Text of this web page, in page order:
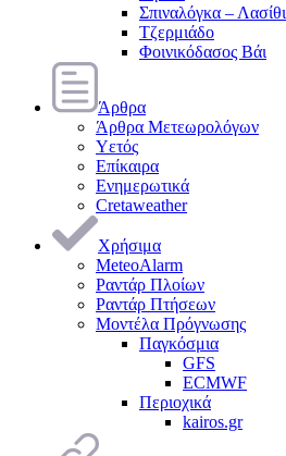
Σπιναλόγκα – Λασίθι
Τζερμιάδο
Φοινικόδασος Βάι
Άρθρα
Άρθρα Μετεωρολόγων
Υετός
Επίκαιρα
Ενημερωτικά
Cretaweather
Χρήσιμα
MeteoAlarm
Ραντάρ Πλοίων
Ραντάρ Πτήσεων
Μοντέλα Πρόγνωσης
Παγκόσμια
GFS
ECMWF
Περιοχικά
kairos.gr